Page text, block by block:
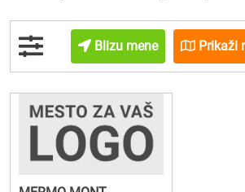
Blizu mene Prikaži